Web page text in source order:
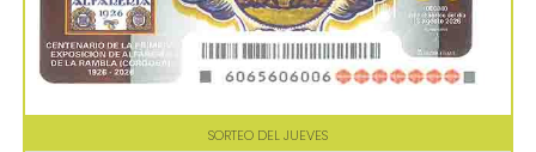
SORTEO DEL JUEVES